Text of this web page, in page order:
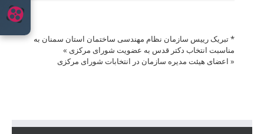
* تبریک رییس سازمان نظام مهندسی ساختمان استان سمنان به
مناسبت انتخاب دکتر قدس به عضویت شورای مرکزی »
« اعضای هیئت مدیره سازمان در انتخابات شورای مرکزی